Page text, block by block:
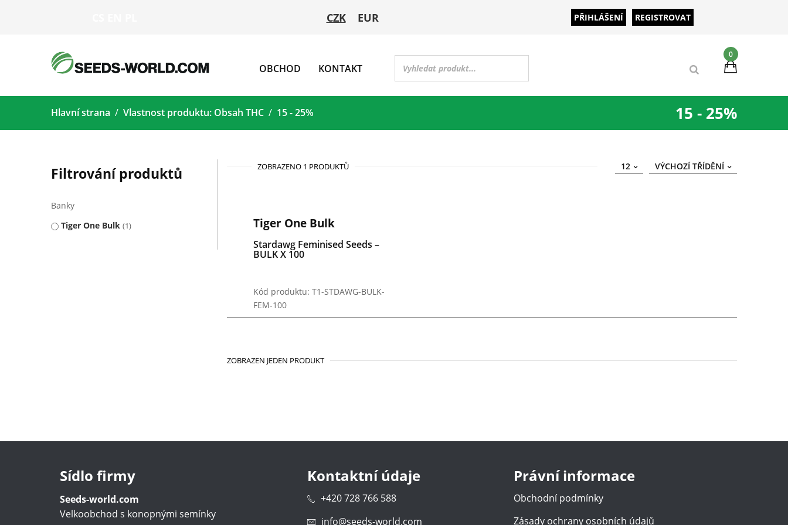
CZK EUR PŘIHLÁŠENÍ REGISTROVAT
0
OBCHOD KONTAKT
15 - 25%
Hlavní strana Vlastnost produktu: Obsah THC 15 - 25%
Filtrování produktů
Banky
Tiger One Bulk 1
ZOBRAZENO 1 PRODUKTŮ VÝCHOZÍ TŘÍDĚNÍ
12
Tiger One Bulk
Stardawg Feminised Seeds –
BULK X 100
Kód produktu: T1-STDAWG-BULK-
FEM-100
ZOBRAZEN JEDEN PRODUKT
Sídlo firmy
Seeds-world.com
Velkoobchod s konopnými semínky
Kontaktní údaje
+420 728 766 588
info@seeds-world.com
Právní informace
Obchodní podmínky
Zásady ochrany osobních údajů